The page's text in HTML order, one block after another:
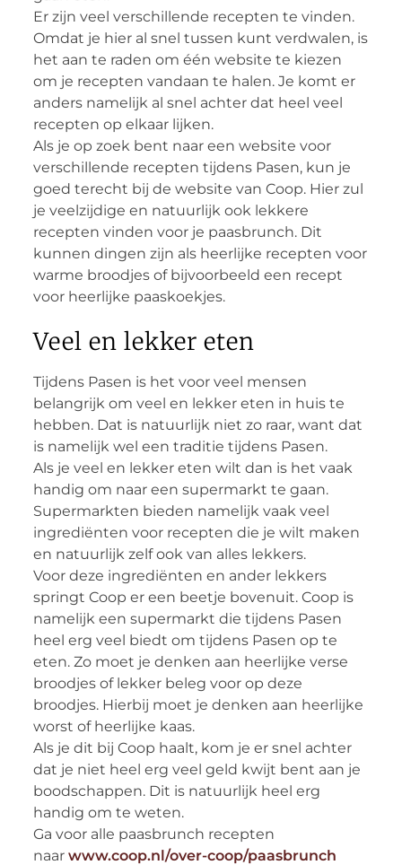
Er zijn veel verschillende recepten te vinden.
Omdat je hier al snel tussen kunt verdwalen, is
het aan te raden om één website te kiezen
om je recepten vandaan te halen. Je komt er
anders namelijk al snel achter dat heel veel
recepten op elkaar lijken.
Als je op zoek bent naar een website voor
verschillende recepten tijdens Pasen, kun je
goed terecht bij de website van Coop. Hier zul
je veelzijdige en natuurlijk ook lekkere
recepten vinden voor je paasbrunch. Dit
kunnen dingen zijn als heerlijke recepten voor
warme broodjes of bijvoorbeeld een recept
voor heerlijke paaskoekjes.
Veel en lekker eten
Tijdens Pasen is het voor veel mensen
belangrijk om veel en lekker eten in huis te
hebben. Dat is natuurlijk niet zo raar, want dat
is namelijk wel een traditie tijdens Pasen.
Als je veel en lekker eten wilt dan is het vaak
handig om naar een supermarkt te gaan.
Supermarkten bieden namelijk vaak veel
ingrediënten voor recepten die je wilt maken
en natuurlijk zelf ook van alles lekkers.
Voor deze ingrediënten en ander lekkers
springt Coop er een beetje bovenuit. Coop is
namelijk een supermarkt die tijdens Pasen
heel erg veel biedt om tijdens Pasen op te
eten. Zo moet je denken aan heerlijke verse
broodjes of lekker beleg voor op deze
broodjes. Hierbij moet je denken aan heerlijke
worst of heerlijke kaas.
Als je dit bij Coop haalt, kom je er snel achter
dat je niet heel erg veel geld kwijt bent aan je
boodschappen. Dit is natuurlijk heel erg
handig om te weten.
Ga voor alle paasbrunch recepten
naar www.coop.nl/over-coop/paasbrunch